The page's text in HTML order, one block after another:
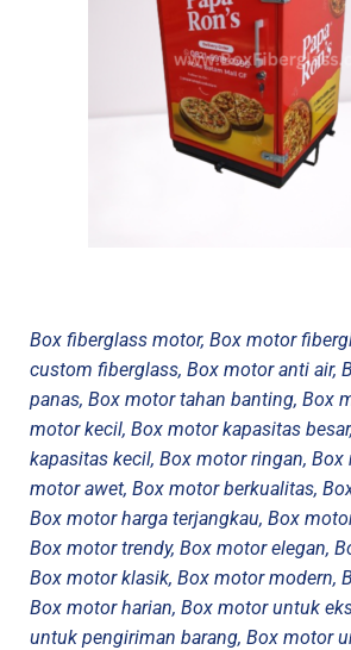
Box fiberglass motor, Box motor
custom fiberglass, Box motor anti air,
panas, Box motor tahan banting, Box
motor kecil, Box motor kapasitas
kapasitas kecil, Box motor ringan,
motor awet, Box motor berkualitas,
Box motor harga terjangkau, Box
Box motor trendy, Box motor elegan,
Box motor klasik, Box motor modern,
Box motor harian, Box motor untuk
untuk pengiriman barang, Box motor